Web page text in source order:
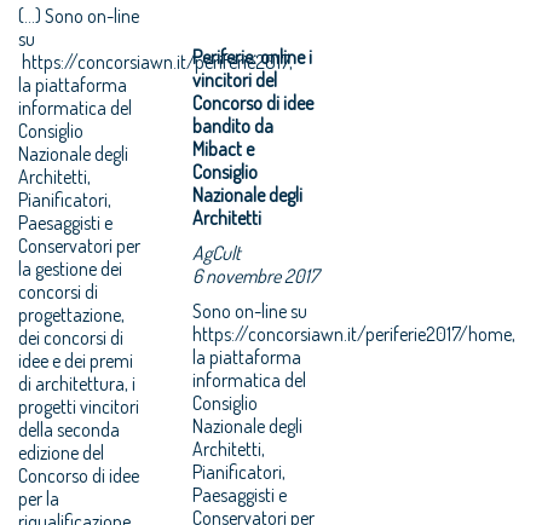
(...) Sono on-line
su
https://concorsiawn.it/periferie2017,
la piattaforma
informatica del
Consiglio
Nazionale degli
Architetti,
Pianificatori,
Paesaggisti e
Conservatori per
la gestione dei
concorsi di
progettazione,
dei concorsi di
idee e dei premi
di architettura, i
progetti vincitori
della seconda
edizione del
Concorso di idee
per la
Periferie: online i
vincitori del
Concorso di idee
bandito da
Mibact e
Consiglio
Nazionale degli
Architetti
AgCult
6 novembre 2017
Sono on-line su
https://concorsiawn.it/periferie2017/home,
la piattaforma
informatica del
Consiglio
Nazionale degli
Architetti,
Pianificatori,
Paesaggisti e
Conservatori per